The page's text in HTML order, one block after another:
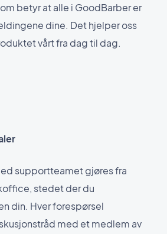
betyr at alle i GoodBarber er
dine. Det hjelper oss
vårt fra dag til dag.
supportteamet gjøres fra
stedet der du
din. Hver forespørsel
med et medlem av